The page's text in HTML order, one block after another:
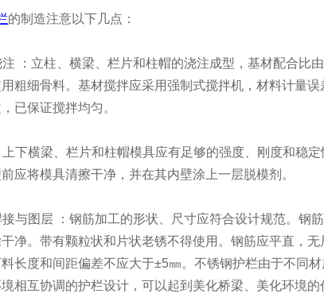
的制造注意以下几点：
：立柱、横梁、栏片和柱帽的浇注成型，基材配合比
粗细骨料。基材搅拌应采用强制式搅拌机，材料计量
已保证搅拌均匀。
下横梁、栏片和柱帽模具应有足够的强度、刚度和稳
应将模具清擦干净，并在其内壁涂上一层脱模剂。
与图层 ：钢筋加工的形状、尺寸应符合设计规范。钢
净。带有颗粒状和片状老锈不得使用。钢筋应平直，
长度和间距偏差不应大于±5㎜。不锈钢护栏由于不同
相互协调的护栏设计，可以起到美化桥梁、美化环境的